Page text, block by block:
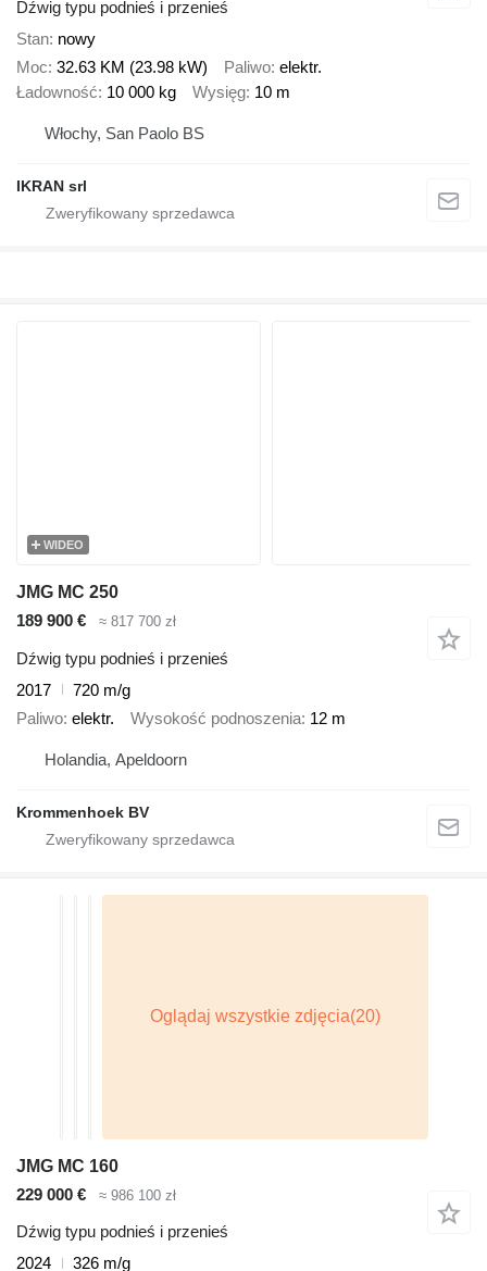
Dźwig typu podnieś i przenieś
Stan nowy
Moc 32.63 KM (23.98 kW) Paliwo elektr.
Ładowność 10 000 kg Wysięg 10 m
Włochy, San Paolo BS
IKRAN srl
WIDEO
JMG MC 250
189 900 €
≈ 817 700 zł
Dźwig typu podnieś i przenieś
2017
720 m/g
Paliwo elektr. Wysokość podnoszenia 12 m
Holandia, Apeldoorn
Krommenhoek BV
JMG MC 160
229 000 €
≈ 986 100 zł
Dźwig typu podnieś i przenieś
2024
326 m/g